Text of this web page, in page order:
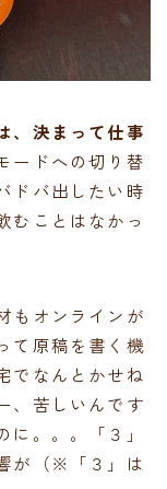
、決まって仕事
ードへの切り替
ドバ出したい時
むことはなかっ
もオンラインが
て原稿を書く機
でなんとかせね
、苦しいんです
。。。「３」
が（※「３」は